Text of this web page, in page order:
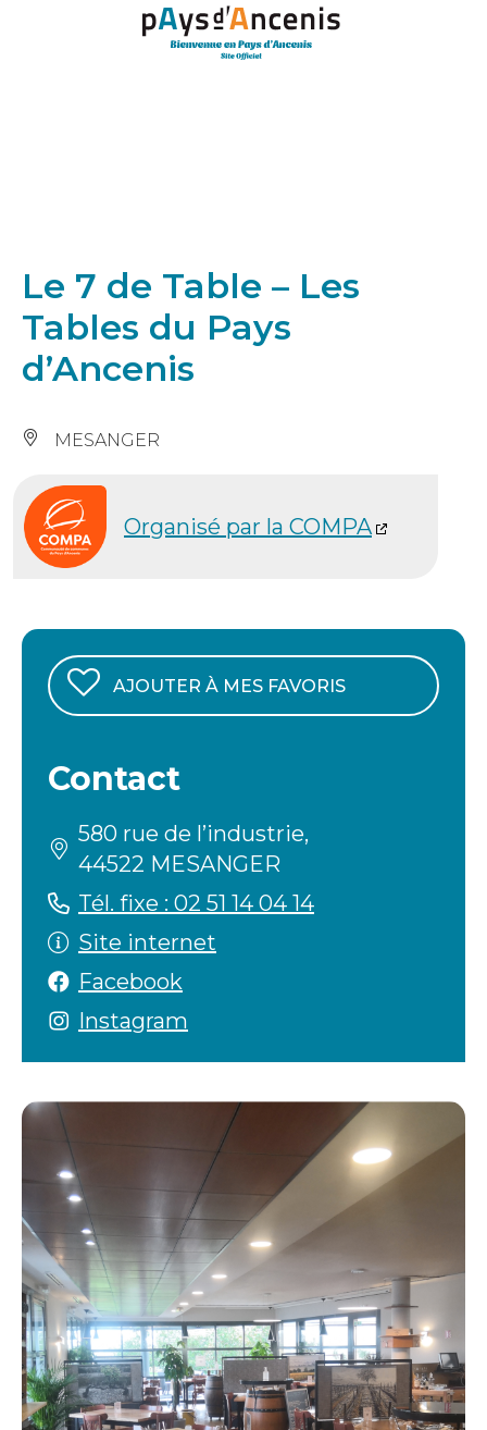
Panneau de gestion des cookies
Le 7 de Table – Les
Tables du Pays
d’Ancenis
MESANGER
Organisé par la COMPA
AJOUTER À MES FAVORIS
Contact
580 rue de l’industrie,
44522 MESANGER
Tél. fixe : 02 51 14 04 14
Site internet
Facebook
Instagram